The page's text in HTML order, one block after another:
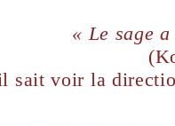
« Le sage
sait voir la